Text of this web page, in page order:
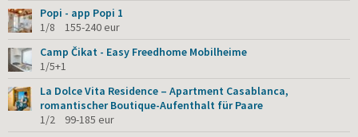
Popi - app Popi 1
1/8 155-240 eur
Camp Čikat - Easy Freedhome Mobilheime
1/5+1
La Dolce Vita Residence – Apartment Casablanca,
romantischer Boutique-Aufenthalt für Paare
1/2 99-185 eur